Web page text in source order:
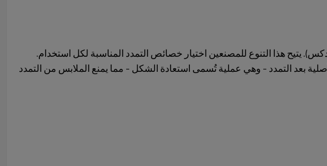
بعد التمدد - وهي عملية تُسمى استعادة الشكل - مما يمنع الملابس من التمدد